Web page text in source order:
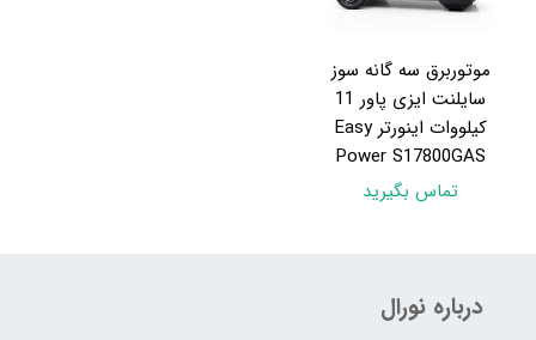
موتوربرق سه گانه سوز
سایلنت ایزی پاور 11
کيلووات اينورتر Easy
Power S17800GAS
تماس بگیرید
درباره نورال